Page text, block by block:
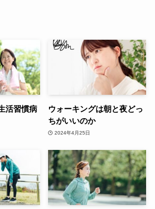
活習慣病
ウォーキングは朝と夜どっ
ちがいいのか
2024年4月25日